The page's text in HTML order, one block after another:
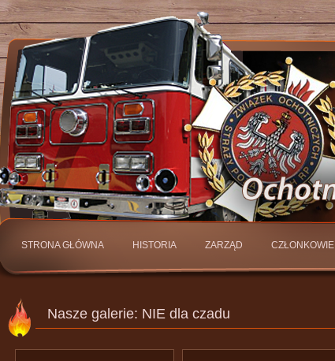
STRONA GŁÓWNA HISTORIA ZARZĄD CZŁONKOWIE
KONTAKT
Nasze galerie: NIE dla czadu